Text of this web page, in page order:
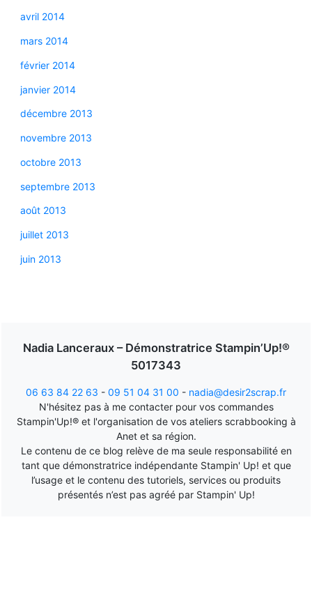
avril 2014
mars 2014
février 2014
janvier 2014
décembre 2013
novembre 2013
octobre 2013
septembre 2013
août 2013
juillet 2013
juin 2013
Nadia Lanceraux – Démonstratrice Stampin’Up!®
5017343
06 63 84 22 63 - 09 51 04 31 00 - nadia@desir2scrap.fr
N'hésitez pas à me contacter pour vos commandes
Stampin'Up!® et l'organisation de vos ateliers scrabbooking à
Anet et sa région.
Le contenu de ce blog relève de ma seule responsabilité en
tant que démonstratrice indépendante Stampin' Up! et que
l’usage et le contenu des tutoriels, services ou produits
présentés n’est pas agréé par Stampin' Up!